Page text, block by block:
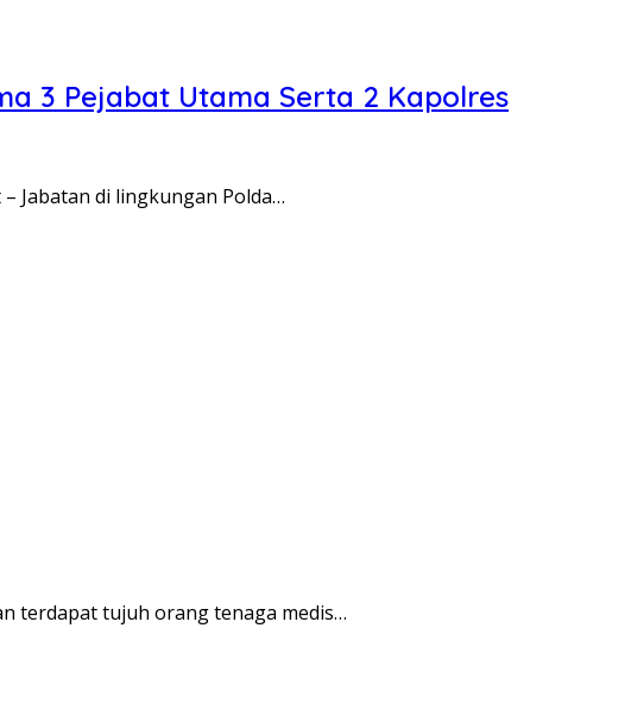
3 Pejabat Utama Serta 2 Kapolres
Jabatan di lingkungan Polda…
terdapat tujuh orang tenaga medis…